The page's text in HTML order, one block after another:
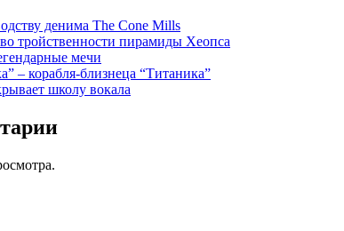
денима The Cone Mills
тройственности пирамиды Хеопса
мечи
– корабля-близнеца “Титаника”
школу вокала